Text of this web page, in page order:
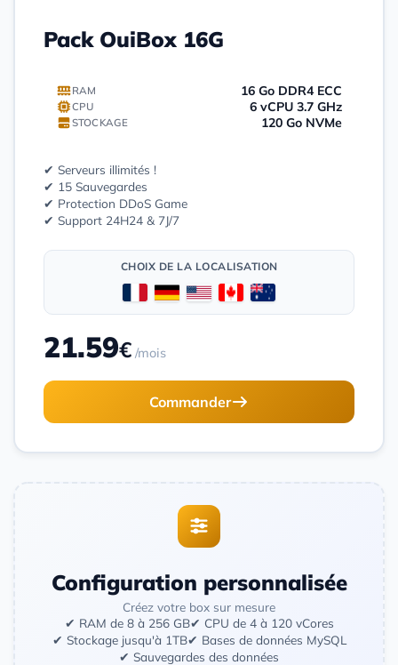
Pack OuiBox 16G
RAM 16 Go DDR4 ECC
CPU 6 vCPU 3.7 GHz
STOCKAGE 120 Go NVMe
✔ Serveurs illimités !
✔ 15 Sauvegardes
✔ Protection DDoS Game
✔ Support 24H24 & 7J/7
CHOIX DE LA LOCALISATION
21.59€ /mois
Commander
Configuration personnalisée
Créez votre box sur mesure
✔ RAM de 8 à 256 GB✔ CPU de 4 à 120 vCores
✔ Stockage jusqu'à 1TB✔ Bases de données MySQL
✔ Sauvegardes des données